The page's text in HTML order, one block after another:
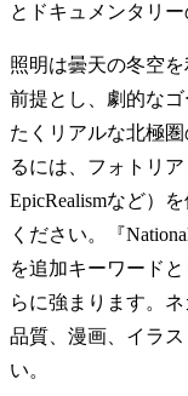
とドキュメンタリ
照明は曇天の冬空
前提とし、劇的な
たくリアルな北極
るには、フォトリ
EpicRealismなど）
ください。『
を追加キーワード
らに強まります。
品質、漫画、イラ
い。